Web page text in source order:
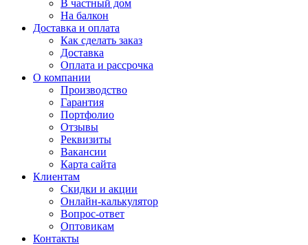
В частный дом
На балкон
Доставка и оплата
Как сделать заказ
Доставка
Оплата и рассрочка
О компании
Производство
Гарантия
Портфолио
Отзывы
Реквизиты
Вакансии
Карта сайта
Клиентам
Скидки и акции
Онлайн-калькулятор
Вопрос-ответ
Оптовикам
Контакты